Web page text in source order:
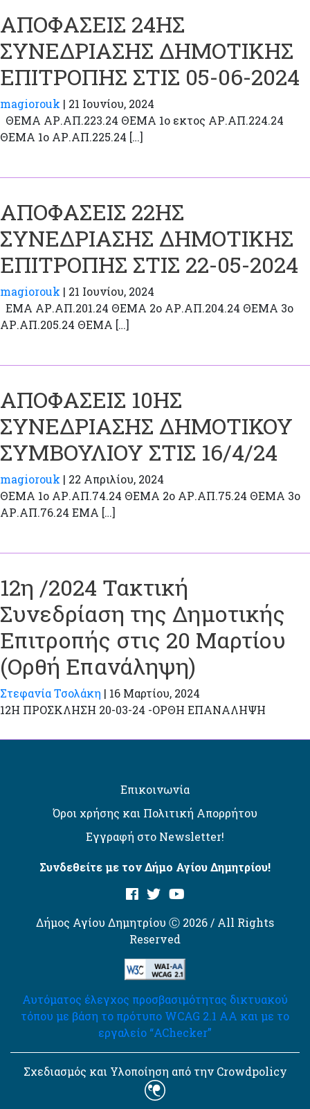
ΑΠΟΦΑΣΕΙΣ 24ΗΣ
ΣΥΝΕΔΡΙΑΣΗΣ ΔΗΜΟΤΙΚΗΣ
ΕΠΙΤΡΟΠΗΣ ΣΤΙΣ 05-06-2024
magiorouk | 21 Ιουνίου, 2024
ΘΕΜΑ ΑΡ.ΑΠ.223.24 ΘΕΜΑ 1o εκτος ΑΡ.ΑΠ.224.24
ΘΕΜΑ 1ο ΑΡ.ΑΠ.225.24 […]
ΑΠΟΦΑΣΕΙΣ 22ΗΣ
ΣΥΝΕΔΡΙΑΣΗΣ ΔΗΜΟΤΙΚΗΣ
ΕΠΙΤΡΟΠΗΣ ΣΤΙΣ 22-05-2024
magiorouk | 21 Ιουνίου, 2024
ΕΜΑ ΑΡ.ΑΠ.201.24 ΘΕΜΑ 2ο ΑΡ.ΑΠ.204.24 ΘΕΜΑ 3ο
ΑΡ.ΑΠ.205.24 ΘΕΜΑ […]
ΑΠΟΦΑΣΕΙΣ 10ΗΣ
ΣΥΝΕΔΡΙΑΣΗΣ ΔΗΜΟΤΙΚΟΥ
ΣΥΜΒΟΥΛΙΟΥ ΣΤΙΣ 16/4/24
magiorouk | 22 Απριλίου, 2024
ΘΕΜΑ 1ο ΑΡ.ΑΠ.74.24 ΘΕΜΑ 2ο ΑΡ.ΑΠ.75.24 ΘΕΜΑ 3ο
ΑΡ.ΑΠ.76.24 ΕΜΑ […]
12η /2024 Τακτική
Συνεδρίαση της Δημοτικής
Επιτροπής στις 20 Μαρτίου
(Ορθή Επανάληψη)
Στεφανία Τσολάκη | 16 Μαρτίου, 2024
12H ΠΡΟΣΚΛΗΣΗ 20-03-24 -ΟΡΘΗ ΕΠΑΝΑΛΗΨΗ
Επικοινωνία
Όροι χρήσης και Πολιτική Απορρήτου
Εγγραφή στο Newsletter!
Συνδεθείτε με τον Δήμο Αγίου Δημητρίου!
Δήμος Αγίου Δημητρίου Ⓒ 2026 / All Rights
Reserved
Αυτόματος έλεγχος προσβασιμότητας δικτυακού
τόπου με βάση το πρότυπο WCAG 2.1 AA και με το
εργαλείο “AChecker”
Σχεδιασμός και Υλοποίηση από την Crowdpolicy